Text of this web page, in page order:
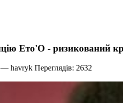
Ето'О - ризикований
— havryk Переглядів: 2632